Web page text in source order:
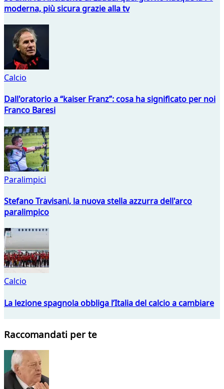
moderna, più sicura grazie alla tv
Calcio
Dall'oratorio a “kaiser Franz”: cosa ha significato per noi
Franco Baresi
Paralimpici
Stefano Travisani, la nuova stella azzurra dell'arco
paralimpico
Calcio
La lezione spagnola obbliga l’Italia del calcio a cambiare
Raccomandati per te